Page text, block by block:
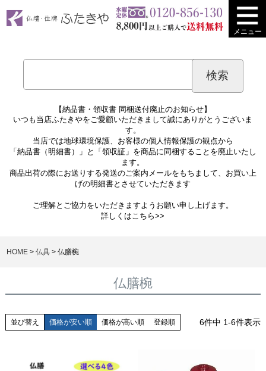
メニュー
【納品書・領収書 同梱送付廃止のお知らせ】
いつも当店ふたきやをご愛顧いただきまして誠にありがとうございま
す。
当店では地球環境保護、お客様の個人情報保護の観点から
「納品書（明細書）」と「領収証」を商品に同梱することを廃止いたし
ます。
商品出荷の際にお送りする発送のご案内メールをもちまして、お買い上
げの明細書とさせていただきます
ご理解とご協力をいただきますようお願い申し上げます。
詳しくはこちら>>
HOME 仏具 仏膳椀
仏膳椀
並び替え 価格が安い順 価格が高い順 登録順 6件中 1-6件表示